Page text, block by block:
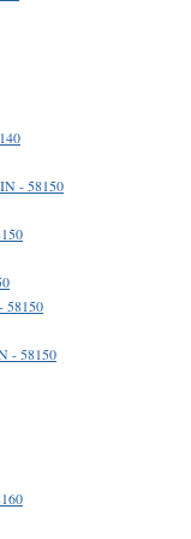
- 58150
58150
- 58150